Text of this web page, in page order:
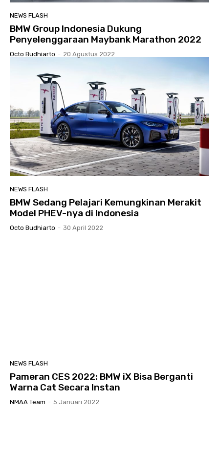
NEWS FLASH
BMW Group Indonesia Dukung
Penyelenggaraan Maybank Marathon 2022
Octo Budhiarto - 20 Agustus 2022
NEWS FLASH
BMW Sedang Pelajari Kemungkinan Merakit
Model PHEV-nya di Indonesia
Octo Budhiarto - 30 April 2022
NEWS FLASH
Pameran CES 2022: BMW iX Bisa Berganti
Warna Cat Secara Instan
NMAA Team - 5 Januari 2022